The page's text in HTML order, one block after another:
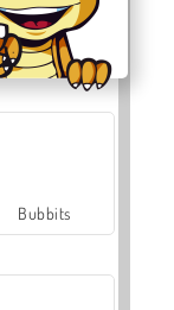
Farmerama
Bubbits